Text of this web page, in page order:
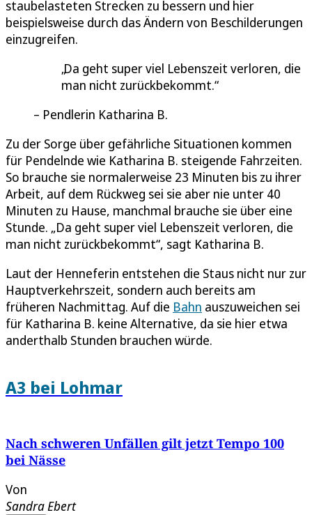
staubelasteten Strecken zu bessern und hier
beispielsweise durch das Ändern von Beschilderungen
einzugreifen.
Da geht super viel Lebenszeit verloren, die
man nicht zurückbekommt.
Pendlerin Katharina B.
Zu der Sorge über gefährliche Situationen kommen
für Pendelnde wie Katharina B. steigende Fahrzeiten.
So brauche sie normalerweise 23 Minuten bis zu ihrer
Arbeit, auf dem Rückweg sei sie aber nie unter 40
Minuten zu Hause, manchmal brauche sie über eine
Stunde. „Da geht super viel Lebenszeit verloren, die
man nicht zurückbekommt“, sagt Katharina B.
Laut der Henneferin entstehen die Staus nicht nur zur
Hauptverkehrszeit, sondern auch bereits am
früheren Nachmittag. Auf die Bahn auszuweichen sei
für Katharina B. keine Alternative, da sie hier etwa
anderthalb Stunden brauchen würde.
A3 bei Lohmar
Nach schweren Unfällen gilt jetzt Tempo 100
bei Nässe
Von
Sandra Ebert